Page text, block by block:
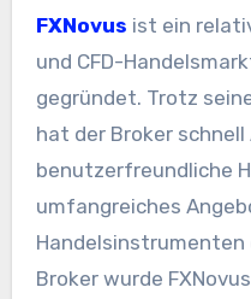
FXNovus ist ein
und CFD-
gegründet. Trotz
hat der Broker
benutzerfreundliche
umfangreiches
Handelsinstrumenten
Broker wurde